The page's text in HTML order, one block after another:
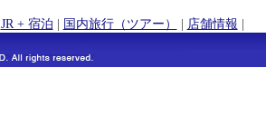
JR + 宿泊 | 国内旅行（ツアー） | 店舗情報 |